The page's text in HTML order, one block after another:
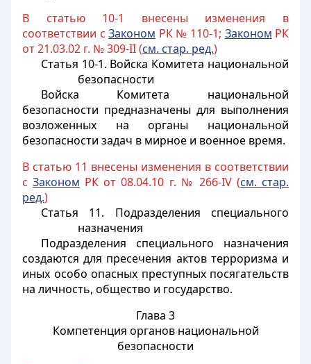
В статью 10-1 внесены изменения в
соответствии с Законом РК № 110-1; Законом РК
от 21.03.02 г. № 309-II (см. стар. ред.)
Статья 10-1. Войска Комитета национальной
безопасности
Войска Комитета национальной
безопасности предназначены для выполнения
возложенных на органы национальной
безопасности задач в мирное и военное время.
В статью 11 внесены изменения в соответствии
сЗаконом РК от 08.04.10 г. № 266-IV (см. стар.
ред.)
Статья 11. Подразделения специального
назначения
Подразделения специального назначения
создаются для пресечения актов терроризма и
иных особо опасных преступных посягательств
на личность, общество и государство.
Глава 3
Компетенция органов национальной
безопасности